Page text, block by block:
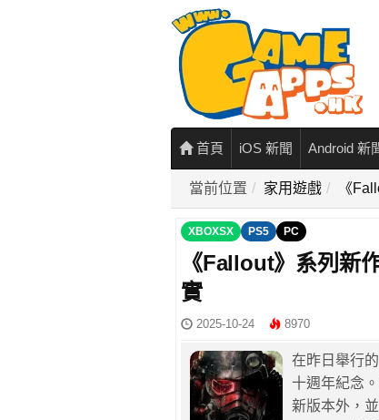
首頁 iOS 新聞 Android 新
當前位置 家用遊戲 《
XBOXSX PS5 PC
《Fallout》系列新
實
2025-10-24 8970
在昨日舉行
十週年紀念
新版本外，